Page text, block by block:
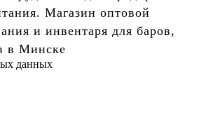
Магазин оптовой
и инвентаря для баров,
в Минске
данных